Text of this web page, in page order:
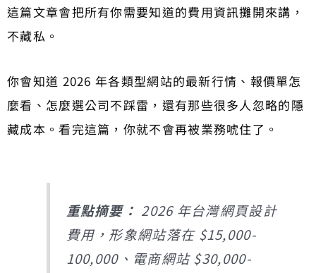
這篇文章會把所有你需要知道的費用資訊攤開來講，
不藏私。
你會知道 2026 年各類型網站的最新行情、報價單怎
麼看、怎麼選公司不踩雷，還有那些很多人忽略的隱
藏成本。看完這篇，你就不會再被業務唬住了。
重點摘要： 2026 年台灣網頁設計
費用，形象網站落在 $15,000-
100,000、電商網站 $30,000-